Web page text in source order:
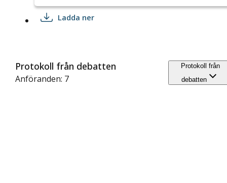
Ladda ner
Protokoll från debatten
Anföranden: 7
Protokoll från
debatten